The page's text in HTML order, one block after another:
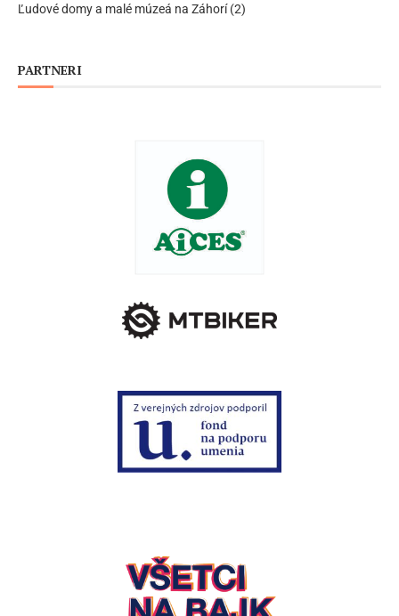
Ľudové domy a malé múzeá na Záhorí (2)
PARTNERI